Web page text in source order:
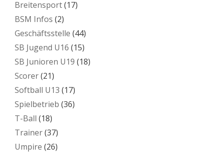
Breitensport(17)
BSM Infos (2)
Geschäftsstelle (44)
SB Jugend U16 (15)
SB Junioren U19 (18)
Scorer(21)
Softball U13 (17)
Spielbetrieb (36)
T-Ball (18)
Trainer(37)
Umpire (26)